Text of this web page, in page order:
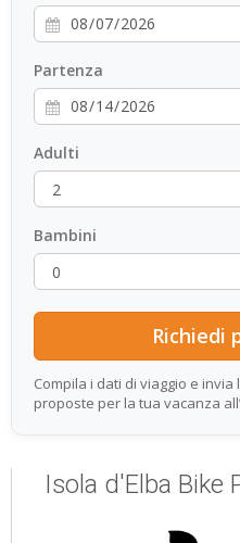
Partenza
Adulti
Bambini
Compila i dati di viaggio e
proposte per la tua vacanza
Isola d'Elba Bike